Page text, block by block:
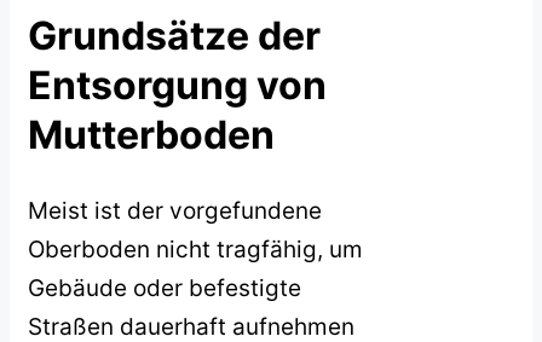
Grundsätze der
Entsorgung von
Mutterboden
Meist ist der vorgefundene
Oberboden nicht tragfähig, um
Gebäude oder befestigte
Straßen dauerhaft aufnehmen